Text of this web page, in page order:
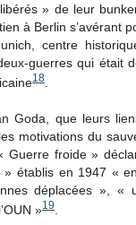
» de leur
à Berlin s’avérant
centre
guerres qui était
18
Goda, que leurs
motivations du
froide »
établis en 1947 «
déplacées », «
»19